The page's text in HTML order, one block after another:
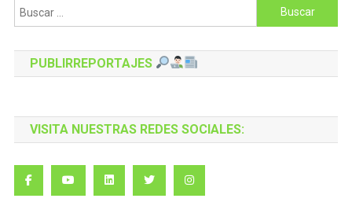
Buscar:
PUBLIRREPORTAJES
VISITA NUESTRAS REDES SOCIALES: